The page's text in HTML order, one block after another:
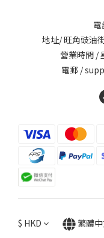
地址/ 旺角豉油
營業時間 /
電郵 /
$ HKD 繁體